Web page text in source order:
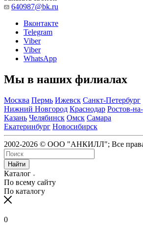
640987@bk.ru
Вконтакте
Telegram
Viber
Viber
WhatsApp
Мы в наших филиалах
Москва Пермь Ижевск Санкт-Петербург
Нижний Новгород Краснодар Ростов-
Казань Челябинск Омск Самара
Екатеринбург Новосибирск
2002-2026 © ООО "АНКИЛЛ"; Все
Найти
Каталог
По всему сайту
По каталогу
0